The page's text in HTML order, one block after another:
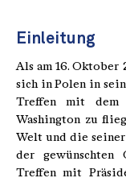
Einleitung
Als am 16. Oktober
sich in Polen in
Treffen mit dem
Washington zu
Welt und die seiner
der gewünschten
Treffen mit